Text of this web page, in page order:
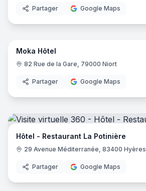
Partager Google Maps
Moka Hôtel
82 Rue de la Gare, 79000 Niort
Partager Google Maps
Hôtel - Restaurant La Potinière
29 Avenue Méditerranée, 83400 Hyères
Partager Google Maps